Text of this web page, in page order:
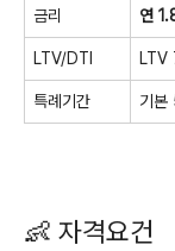
금리 연
LTV/DTI LTV
특례기간 기본
👶 자격요건